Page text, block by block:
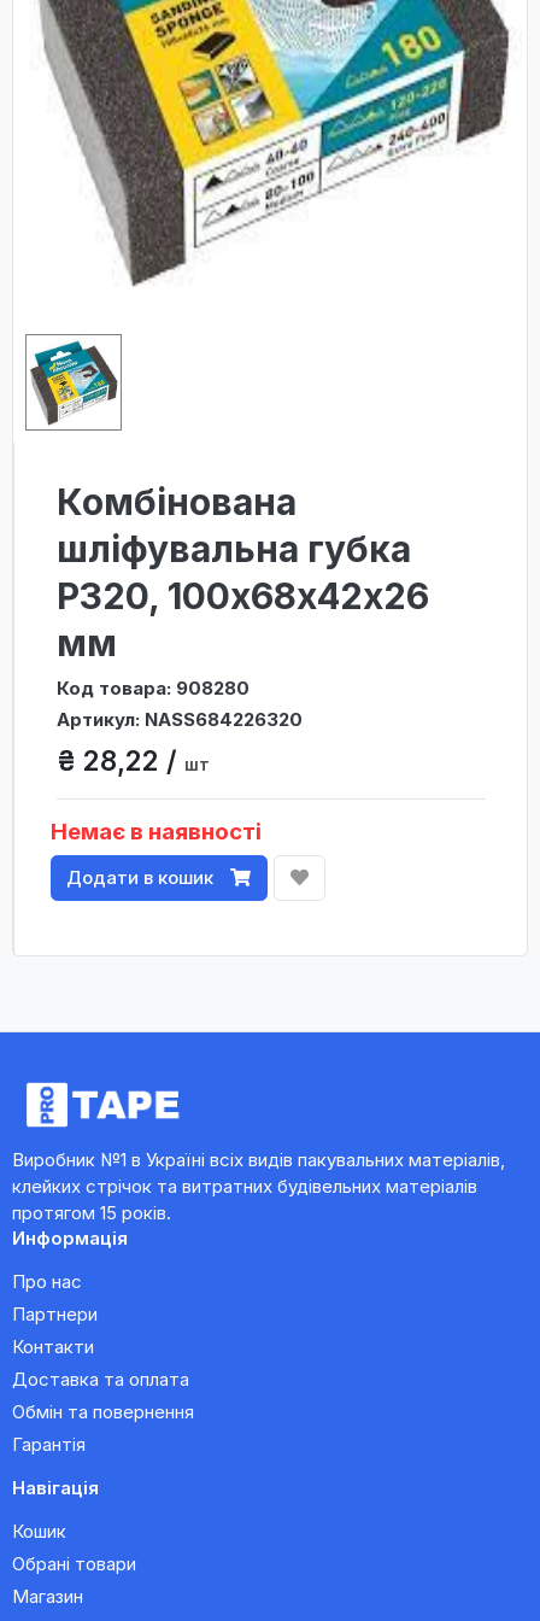
Комбінована
шліфувальна губка
P320, 100х68х42х26
мм
Код товара: 908280
Артикул: NASS684226320
₴ 28,22 / шт
Немає в наявності
Додати в кошик
Виробник №1 в Україні всіх видів пакувальних матеріалів,
клейких стрічок та витратних будівельних матеріалів
протягом 15 років.
Информація
Про нас
Партнери
Контакти
Доставка та оплата
Обмін та повернення
Гарантія
Навігація
Кошик
Обрані товари
Магазин